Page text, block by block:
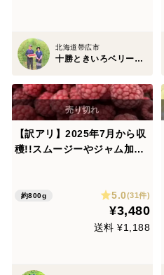
北海道帯広市
十勝ときいろベリーファーム
【訳アリ】2025年7月から収
穫!!スムージーやジャム加工
約800g 5.0(31件)
¥3,480
送料 ¥1,188